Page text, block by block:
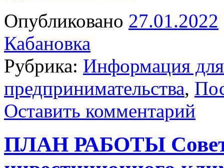
Опубликовано 27.01.2022
Кабановка
Рубрика: Информация
предпринимательства,
Оставить комментарий
ПЛАН РАБОТЫ